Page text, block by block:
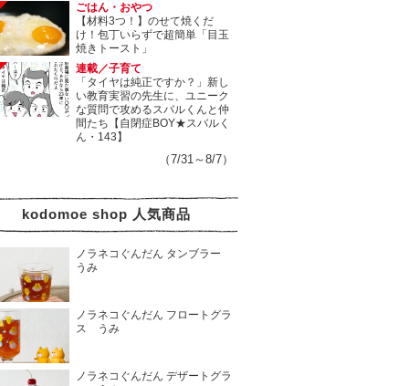
ごはん・おやつ
【材料3つ！】のせて焼くだ
け！包丁いらずで超簡単「目玉
焼きトースト」
連載／子育て
「タイヤは純正ですか？」新し
い教育実習の先生に、ユニーク
な質問で攻めるスバルくんと仲
間たち【自閉症BOY★スバルく
ん・143】
（7/31～8/7）
kodomoe shop 人気商品
ノラネコぐんだん タンブラー
うみ
ノラネコぐんだん フロートグラ
ス うみ
ノラネコぐんだん デザートグラ